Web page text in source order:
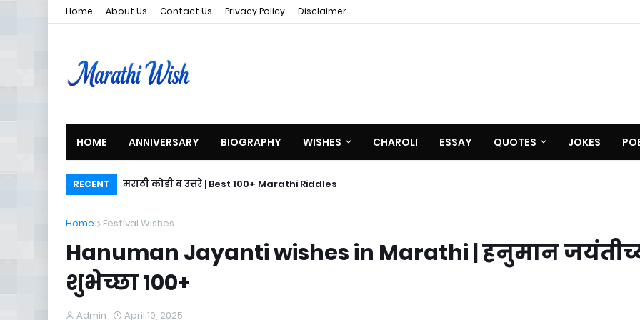
Home About Us Contact Us Privacy Policy Disclaimer
HOME ANNIVERSARY BIOGRAPHY WISHES CHAROLI ESSAY QUOTES JOKES
RECENT मराठी कोडी व उत्तरे | Best 100+ Marathi Riddles
Home Festival Wishes
Hanuman Jayanti wishes in Marathi | हनुमान
शुभेच्छा १००+
Admin April 10, 2025